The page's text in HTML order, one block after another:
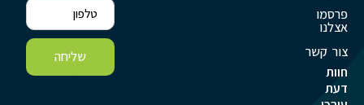
פרסמו
אצלנו
צור קשר
חוות
דעת
שליחה